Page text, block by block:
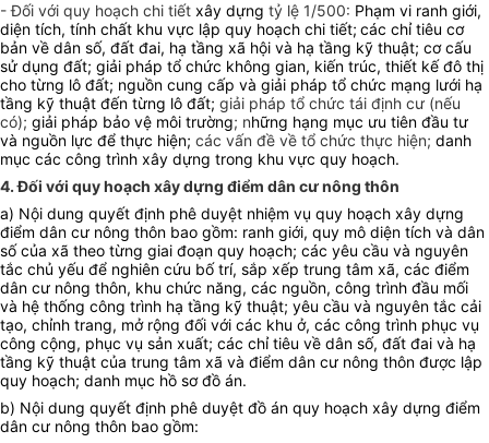
- Đối với quy hoạch chi tiết xây dựng tỷ lệ 1/500: Phạm vi ranh giới,
diện tích, tính chất khu vực lập quy hoạch chi tiết; các chỉ tiêu cơ
bản về dân số, đất đai, hạ tầng xã hội và hạ tầng kỹ thuật; cơ cấu
sử dụng đất; giải pháp tổ chức không gian, kiến trúc, thiết kế đô thị
cho từng lô đất; nguồn cung cấp và giải pháp tổ chức mạng lưới hạ
tầng kỹ thuật đến từng lô đất; giải pháp tổ chức tái định cư (nếu
có); giải pháp bảo vệ môi trường; những hạng mục ưu tiên đầu tư
và nguồn lực để thực hiện; các vấn đề về tổ chức thực hiện; danh
mục các công trình xây dựng trong khu vực quy hoạch.
4. Đối với quy hoạch xây dựng điểm dân cư nông thôn
a) Nội dung quyết định phê duyệt nhiệm vụ quy hoạch xây dựng
điểm dân cư nông thôn bao gồm: ranh giới, quy mô diện tích và dân
số của xã theo từng giai đoạn quy hoạch; các yêu cầu và nguyên
tắc chủ yếu để nghiên cứu bố trí, sắp xếp trung tâm xã, các điểm
dân cư nông thôn, khu chức năng, các nguồn, công trình đầu mối
và hệ thống công trình hạ tầng kỹ thuật; yêu cầu và nguyên tắc cải
tạo, chỉnh trang, mở rộng đối với các khu ở, các công trình phục vụ
công cộng, phục vụ sản xuất; các chỉ tiêu về dân số, đất đai và hạ
tầng kỹ thuật của trung tâm xã và điểm dân cư nông thôn được lập
quy hoạch; danh mục hồ sơ đồ án.
b) Nội dung quyết định phê duyệt đồ án quy hoạch xây dựng điểm
dân cư nông thôn bao gồm: